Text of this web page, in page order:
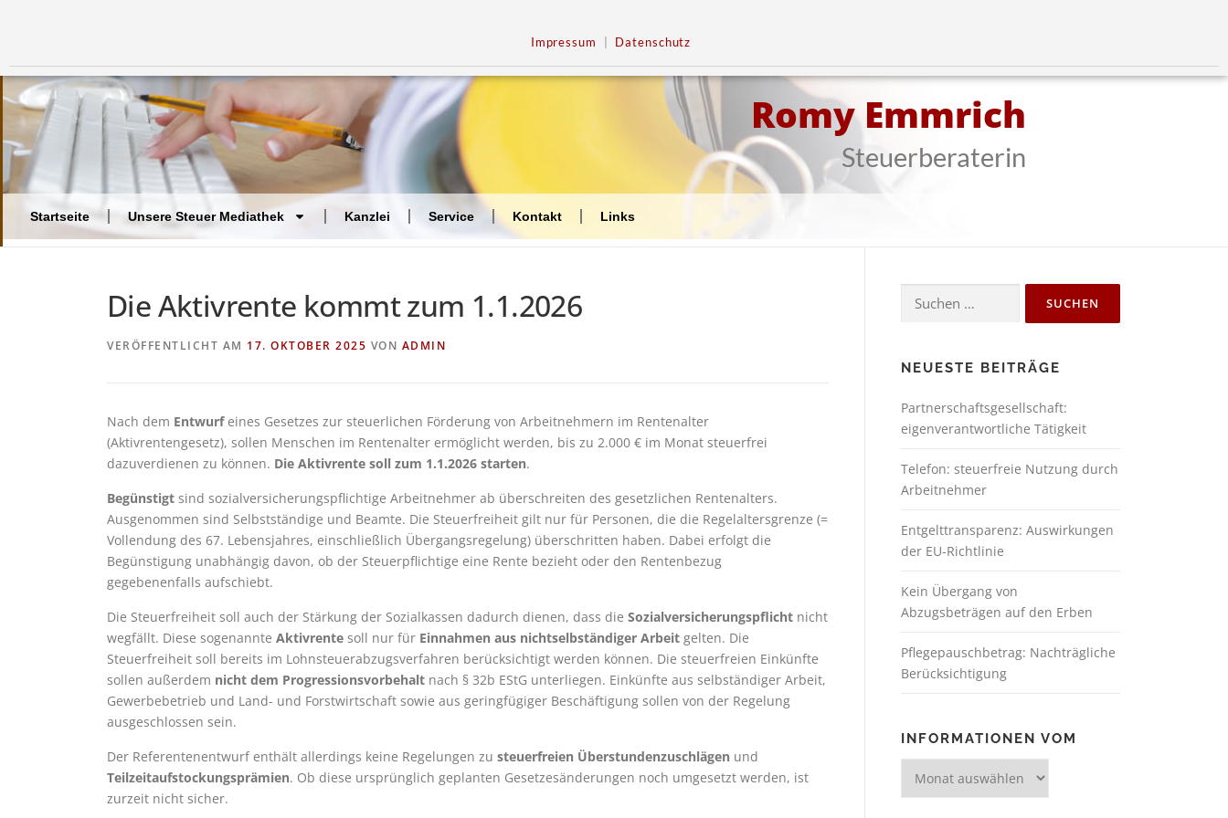
Impressum Datenschutz
Romy Emmrich
Steuerberaterin
Startseite Unsere Steuer Mediathek Kanzlei Service Kontakt Links
Die Aktivrente kommt zum 1.1.2026
VERÖFFENTLICHT AM 17. OKTOBER 2025 VON ADMIN
Nach dem Entwurfeines Gesetzes zur steuerlichen Förderung von Arbeitnehmern im Rentenalter
(Aktivrentengesetz), sollen Menschen im Rentenalter ermöglicht werden, bis zu 2.000 € im Monat steuerfrei
dazuverdienen zu können. Die Aktivrente soll zum 1.1.2026 starten.
Begünstigt sind sozialversicherungspflichtige Arbeitnehmer ab überschreiten des gesetzlichen Rentenalters.
Ausgenommen sind Selbstständige und Beamte. Die Steuerfreiheit gilt nur für Personen, die die Regelaltersgrenze (=
Vollendung des 67. Lebensjahres, einschließlich Übergangsregelung) überschritten haben. Dabei erfolgt die
Begünstigung unabhängig davon, ob der Steuerpflichtige eine Rente bezieht oder den Rentenbezug
gegebenenfalls aufschiebt.
Die Steuerfreiheit soll auch der Stärkung der Sozialkassen dadurch dienen, dass die Sozialversicherungspflicht nicht
wegfällt. Diese sogenannte Aktivrente soll nur für Einnahmen aus nichtselbständiger Arbeit gelten. Die
Steuerfreiheit soll bereits im Lohnsteuerabzugsverfahren berücksichtigt werden können. Die steuerfreien Einkünfte
sollen außerdem nicht dem Progressionsvorbehalt nach § 32b EStG unterliegen. Einkünfte aus selbständiger Arbeit,
Gewerbebetrieb und Land- und Forstwirtschaft sowie aus geringfügiger Beschäftigung sollen von der Regelung
ausgeschlossen sein.
Der Referentenentwurf enthält allerdings keine Regelungen zu steuerfreien Überstundenzuschlägen und
Teilzeitaufstockungsprämien. Ob diese ursprünglich geplanten Gesetzesänderungen noch umgesetzt werden, ist
zurzeit nicht sicher.
NEUESTE BEITRÄGE
Partnerschaftsgesellschaft:
eigenverantwortliche Tätigkeit
Telefon: steuerfreie Nutzung durch
Arbeitnehmer
Entgelttransparenz: Auswirkungen
der EU-Richtlinie
Kein Übergang von
Abzugsbeträgen auf den Erben
Pflegepauschbetrag: Nachträgliche
Berücksichtigung
INFORMATIONEN VOM